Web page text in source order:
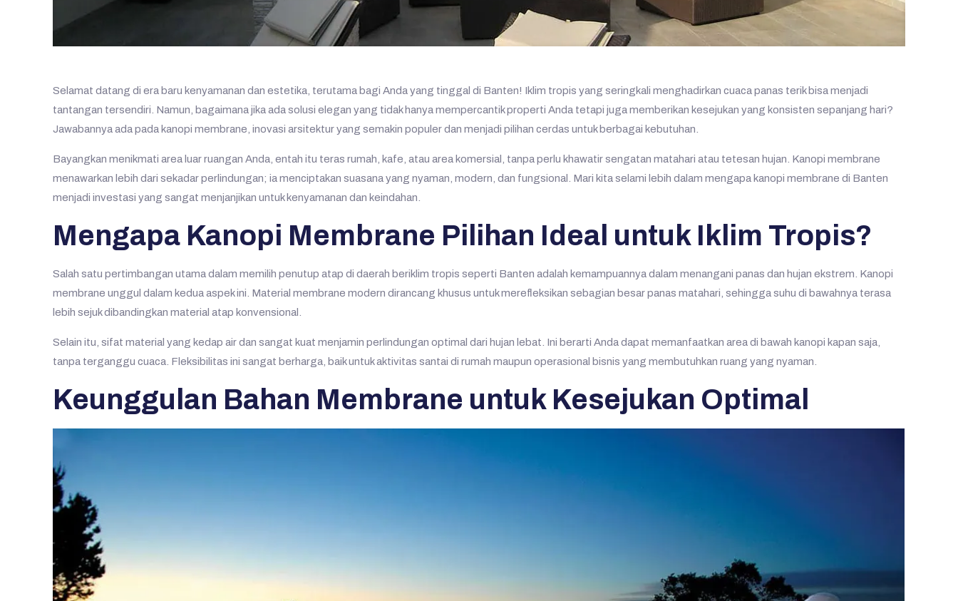
Selamat datang di era baru kenyamanan dan estetika, terutama bagi Anda yang tinggal di Banten! Iklim tropis yang seringkali menghadirkan cuaca panas terik bisa menjadi
tantangan tersendiri. Namun, bagaimana jika ada solusi elegan yang tidak hanya mempercantik properti Anda tetapi juga memberikan kesejukan yang konsisten sepanjang hari?
Jawabannya ada pada kanopi membrane, inovasi arsitektur yang semakin populer dan menjadi pilihan cerdas untuk berbagai kebutuhan.
Bayangkan menikmati area luar ruangan Anda, entah itu teras rumah, kafe, atau area komersial, tanpa perlu khawatir sengatan matahari atau tetesan hujan. Kanopi membrane
menawarkan lebih dari sekadar perlindungan; ia menciptakan suasana yang nyaman, modern, dan fungsional. Mari kita selami lebih dalam mengapa kanopi membrane di Banten
menjadi investasi yang sangat menjanjikan untuk kenyamanan dan keindahan.
Mengapa Kanopi Membrane Pilihan Ideal untuk Iklim Tropis?
Salah satu pertimbangan utama dalam memilih penutup atap di daerah beriklim tropis seperti Banten adalah kemampuannya dalam menangani panas dan hujan ekstrem. Kanopi
membrane unggul dalam kedua aspek ini. Material membrane modern dirancang khusus untuk merefleksikan sebagian besar panas matahari, sehingga suhu di bawahnya terasa
lebih sejuk dibandingkan material atap konvensional.
Selain itu, sifat material yang kedap air dan sangat kuat menjamin perlindungan optimal dari hujan lebat. Ini berarti Anda dapat memanfaatkan area di bawah kanopi kapan saja,
tanpa terganggu cuaca. Fleksibilitas ini sangat berharga, baik untuk aktivitas santai di rumah maupun operasional bisnis yang membutuhkan ruang yang nyaman.
Keunggulan Bahan Membrane untuk Kesejukan Optimal